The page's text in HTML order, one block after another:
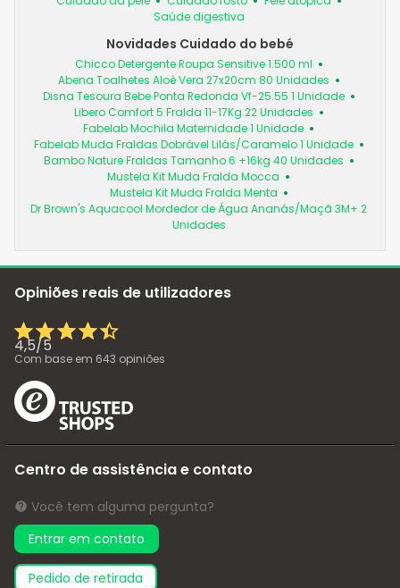
Saúde digestiva
Novidades Cuidado do bebé
Chicco Detergente Roupa Sensitive 1.500 ml
Abena Toalhetes Aloé Vera 27x20cm 80 Unidades
Disna Tesoura Bebe Ponta Redonda Vf-25.55 1 Unidade
Libero Comfort 5 Fralda 11-17Kg 22 Unidades
Fabelab Mochila Maternidade 1 Unidade
Fabelab Muda Fraldas Dobrável Lilás/Caramelo 1 Unidade
Bambo Nature Fraldas Tamanho 6 +16kg 40 Unidades
Mustela Kit Muda Fralda Mocca
Mustela Kit Muda Fralda Menta
Dr Brown's Aquacool Mordedor de Água Ananás/Maçã 3M+ 2
Unidades
Opiniões reais de utilizadores
4,5/5
Com base em 643 opiniões
Centro de assistência e contato
Você tem alguma pergunta?
Entrar em contato
pedido de retirada